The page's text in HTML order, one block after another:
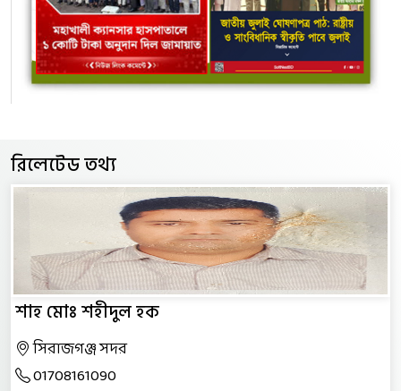
রিলেটেড তথ্য
শাহ মোঃ শহীদুল হক
সিরাজগঞ্জ সদর
01708161090